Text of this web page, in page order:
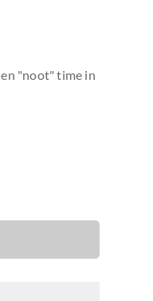
"noot" time in